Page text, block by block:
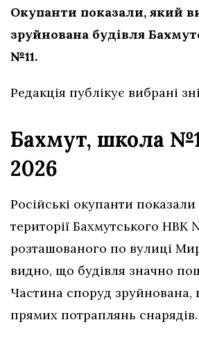
Окупанти показали, який
зруйнована будівля
№11.
Редакція публікує вибрані
Бахмут, школа
2026
Російські окупанти
території Бахмутського НВК
розташованого по вулиці
видно, що будівля значно
Частина споруд зруйнована,
прямих потраплянь снарядів.